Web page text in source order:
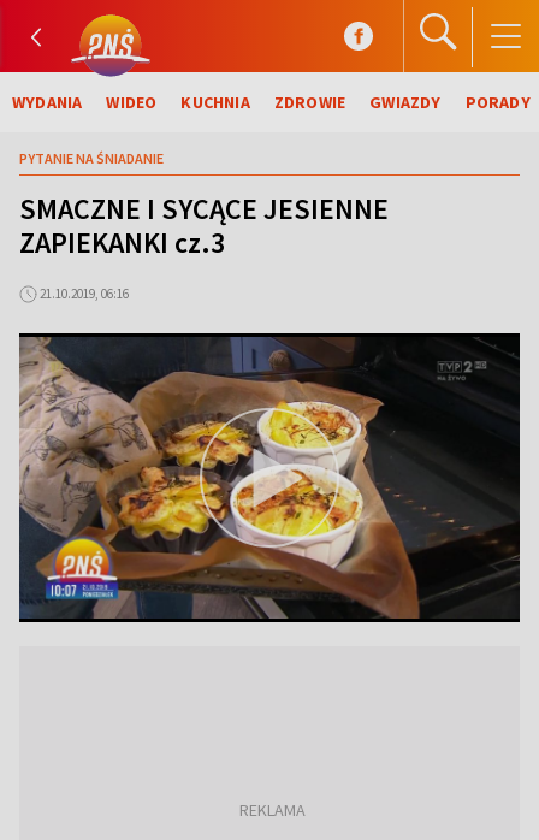
WYDANIA WIDEO KUCHNIA ZDROWIE GWIAZDY PORADY
PYTANIE NA ŚNIADANIE
SMACZNE I SYCĄCE JESIENNE
ZAPIEKANKI cz.3
21.10.2019, 06:16